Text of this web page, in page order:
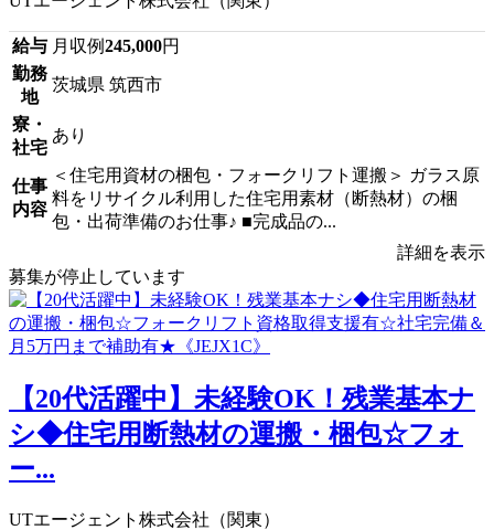
給与 月収例245,000円
勤務
地
茨城県 筑西市
寮・
社宅
あり
仕事
内容
＜住宅用資材の梱包・フォークリフト運搬＞ ガラス原
料をリサイクル利用した住宅用素材（断熱材）の梱
包・出荷準備のお仕事♪ ■完成品の...
詳細を表示
募集が停止しています
【20代活躍中】未経験OK！残業基本ナ
シ◆住宅用断熱材の運搬・梱包☆フォ
ー...
UTエージェント株式会社（関東）